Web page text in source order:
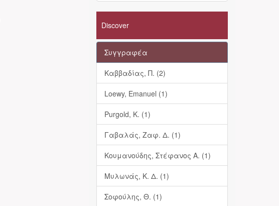
Discover
Συγγραφέα
Καββαδίας, Π. (2)
Loewy, Emanuel (1)
Purgold, K. (1)
Γαβαλάς, Ζαφ. Δ. (1)
Κουμανούδης, Στέφανος Α. (1)
Μυλωνάς, Κ. Δ. (1)
Σοφούλης, Θ. (1)